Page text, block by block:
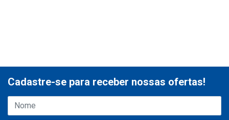
Cadastre-se para receber nossas ofertas!